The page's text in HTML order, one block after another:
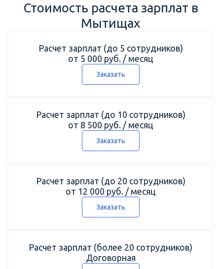
Стоимость расчета зарплат в
Мытищах
Расчет зарплат (до 5 сотрудников)
от 5 000 руб. / месяц
Заказать
Расчет зарплат (до 10 сотрудников)
от 8 500 руб. / месяц
Заказать
Расчет зарплат (до 20 сотрудников)
от 12 000 руб. / месяц
Заказать
Расчет зарплат (более 20 сотрудников)
Договорная